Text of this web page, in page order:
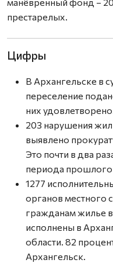
престарелых.
Цифры
В Архангельске в
переселение
них
203 нарушения
выявлено
Это почти в два
периода прошлого
1277
органов местного
гражданам жилье
исполнены в
области. 82
Архангельск.